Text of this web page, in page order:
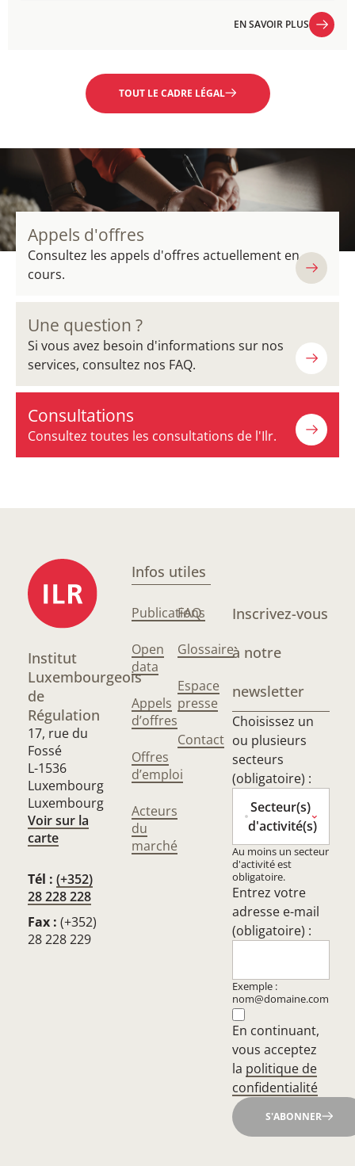
EN SAVOIR PLUS
TOUT LE CADRE LÉGAL
Appels d'offres
Consultez les appels d'offres actuellement en
cours.
Une question ?
Si vous avez besoin d'informations sur nos
services, consultez nos FAQ.
Consultations
Consultez toutes les consultations de l'Ilr.
Institut
Luxembourgeois
de
Régulation
17, rue du
Fossé
L-1536
Luxembourg
Luxembourg
Voir sur la
carte
Tél : (+352)
28 228 228
Fax : (+352)
28 228 229
Infos utiles
Publications
Open
data
Appels
d’offres
Offres
d’emploi
Acteurs
du
marché
FAQ
Glossaire
Espace
presse
Contact
Inscrivez-vous
à notre
newsletter
Choisissez un
ou plusieurs
secteurs
(obligatoire) :
Secteur(s)
d'activité(s)
Au moins un secteur
d'activité est
obligatoire.
Entrez votre
adresse e-mail
(obligatoire) :
Exemple :
nom@domaine.com
En continuant,
vous acceptez
la politique de
confidentialité
S'ABONNER